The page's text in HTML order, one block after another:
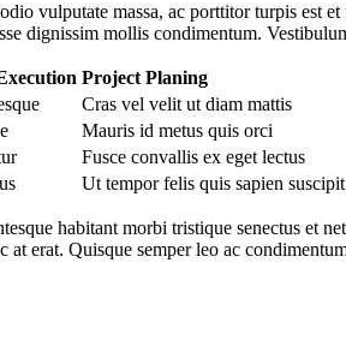
vulputate massa, ac porttitor turpis est
dignissim mollis condimentum.
Project Planing
Cras vel velit ut diam mattis
Mauris id metus quis orci
Fusce convallis ex eget lectus
Ut tempor felis quis sapien suscipit
habitant morbi tristique senectus et
erat. Quisque semper leo ac